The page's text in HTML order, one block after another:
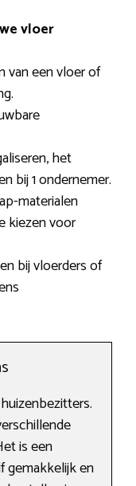
vloer
van een vloer of
het
bij 1 ondernemer.
materialen
kiezen voor
bij vloerders of
is een
gemakkelijk en